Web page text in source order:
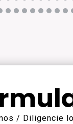
/ Diligencie